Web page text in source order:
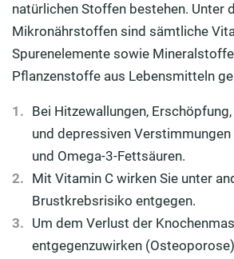
natürlichen Stoffen bestehen. Unter
Mikronährstoffen sind sämtliche
Spurenelemente sowie
Pflanzenstoffe aus Lebensmitteln
Bei Hitzewallungen,
und depressiven
und Omega-3-Fettsäuren.
Mit Vitamin C wirken Sie unter
Brustkrebsrisiko entgegen.
Um dem Verlust der
entgegenzuwirken